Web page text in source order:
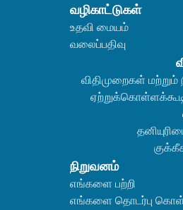
வழிகாட்டுகள்
உதவி மையம்
வலைப்பதிவு
விதிமுறைகள்
நிறுவனம்
எங்களை பற்றி
எங்களை தொடர்பு